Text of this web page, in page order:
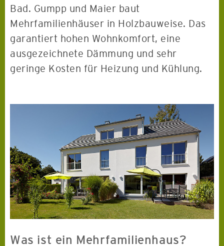
Bad. Gumpp und Maier baut
Mehrfamilienhäuser in Holzbauweise. Das
garantiert hohen Wohnkomfort, eine
ausgezeichnete Dämmung und sehr
geringe Kosten für Heizung und Kühlung.
Was ist ein Mehrfamilienhaus?